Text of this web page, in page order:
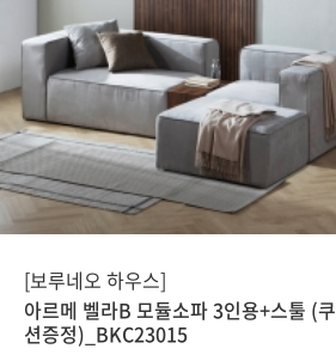
[보루네오 하우스]
아르메 벨라B 모듈소파 3인용+스툴 (쿠
션증정)_BKC23015